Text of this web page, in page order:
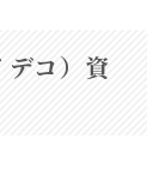
コ）資